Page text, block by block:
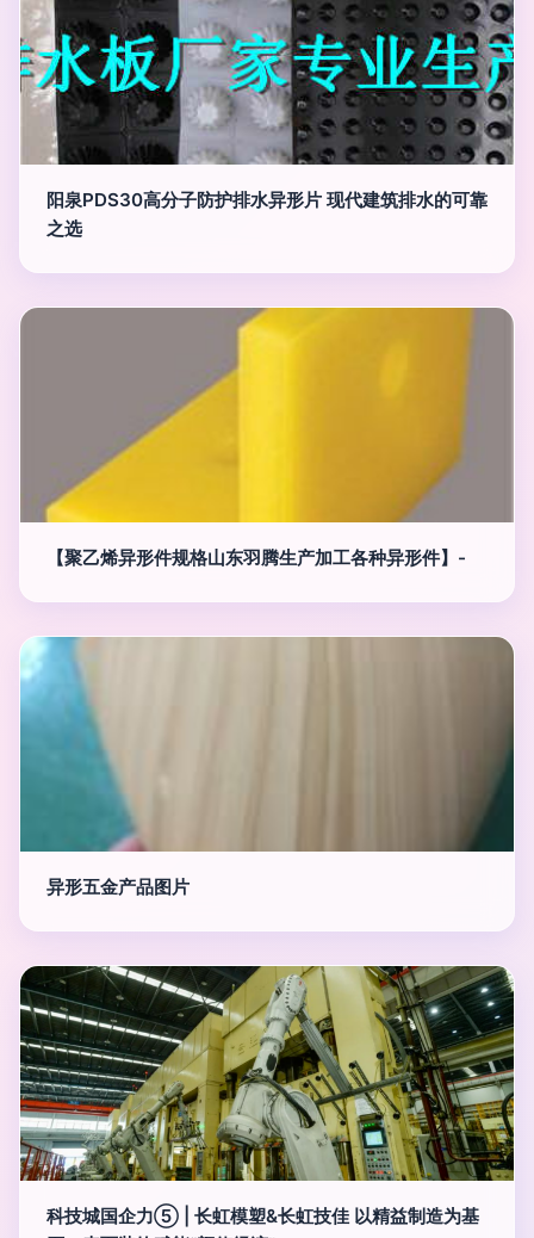
阳泉PDS30高分子防护排水异形片 现代建筑排水的可靠
之选
【聚乙烯异形件规格山东羽腾生产加工各种异形件】-
异形五金产品图片
科技城国企力⑤ | 长虹模塑&长虹技佳 以精益制造为基